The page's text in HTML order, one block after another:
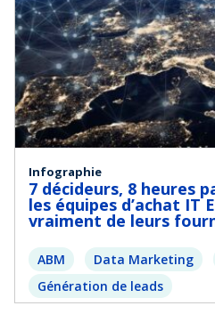
Infographie
7 décideurs, 8 heures
les équipes d’achat IT
vraiment de leurs
ABM Data Marketing
Génération de leads